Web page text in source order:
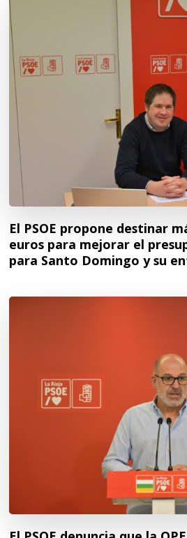
El PSOE propone destinar
euros para mejorar el
para Santo Domingo y su